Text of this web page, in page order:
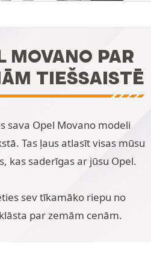
MOVANO PAR
TIEŠSAISTĒ
sava Opel Movano modeli
Tas ļaus atlasīt visas mūsu
kas saderīgas ar jūsu Opel.
sev tīkamāko riepu no
par zemām cenām.